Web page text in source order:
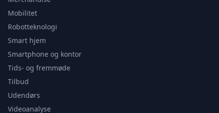
Mobilitet
Robotteknologi
Smart hjem
Smartphone og kontor
Tids- og fremmøde
Tilbud
Udendørs
Videoanalyse